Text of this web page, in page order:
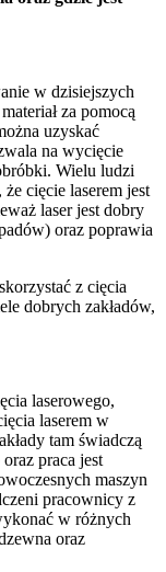
w dzisiejszych
za pomocą
uzyskać
na wycięcie
Wielu ludzi
cięcie laserem jest
laser jest dobry
oraz poprawia
z cięcia
dobrych zakładów,
laserowego,
laserem w
tam świadczą
praca jest
maszyn
pracownicy z
w różnych
oraz